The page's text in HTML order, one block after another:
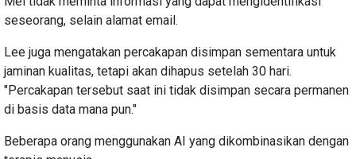
seseorang, selain alamat email.
Lee juga mengatakan percakapan disimpan sementara untuk
jaminan kualitas, tetapi akan dihapus setelah 30 hari.
"Percakapan tersebut saat ini tidak disimpan secara permanen
di basis data mana pun."
Beberapa orang menggunakan AI yang dikombinasikan dengan